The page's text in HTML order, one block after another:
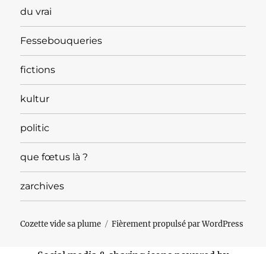
du vrai
Fessebouqueries
fictions
kultur
politic
que fœtus là ?
zarchives
Cozette vide sa plume Fièrement propulsé par WordPress